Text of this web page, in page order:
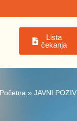
Lista
čekanja
Početna» JAVNI